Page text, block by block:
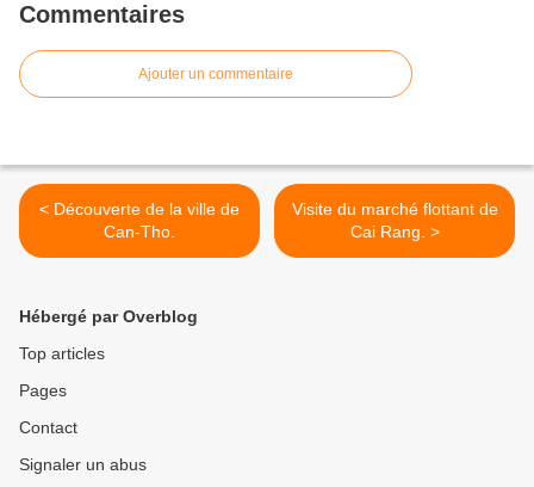
Commentaires
Ajouter un commentaire
< Découverte de la ville de
Can-Tho.
Visite du marché flottant de
Cai Rang. >
Hébergé par Overblog
Top articles
Pages
Contact
Signaler un abus